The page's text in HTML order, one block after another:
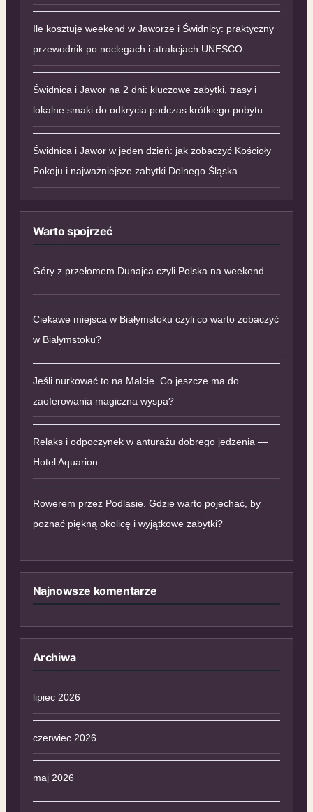
Ile kosztuje weekend w Jaworze i Świdnicy: praktyczny
przewodnik po noclegach i atrakcjach UNESCO
Świdnica i Jawor na 2 dni: kluczowe zabytki, trasy i
lokalne smaki do odkrycia podczas krótkiego pobytu
Świdnica i Jawor w jeden dzień: jak zobaczyć Kościoły
Pokoju i najważniejsze zabytki Dolnego Śląska
Warto spojrzeć
Góry z przełomem Dunajca czyli Polska na weekend
Ciekawe miejsca w Białymstoku czyli co warto zobaczyć
w Białymstoku?
Jeśli nurkować to na Malcie. Co jeszcze ma do
zaoferowania magiczna wyspa?
Relaks i odpoczynek w anturażu dobrego jedzenia —
Hotel Aquarion
Rowerem przez Podlasie. Gdzie warto pojechać, by
poznać piękną okolicę i wyjątkowe zabytki?
Najnowsze komentarze
Archiwa
lipiec 2026
czerwiec 2026
maj 2026